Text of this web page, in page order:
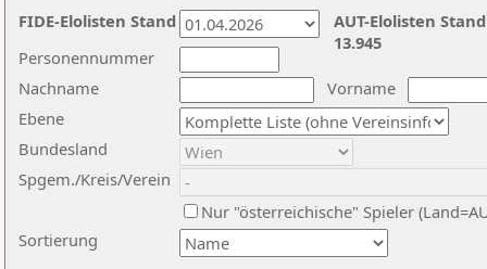
Nachname
Vorname
Ebene
Sortierung
Personennummer
Bundesland
Spgem./Kreis/Verein
Nur "österreichische" Spieler
AUT-Elolisten
13.945
FIDE-Elolisten Stand